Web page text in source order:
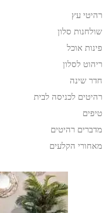
רהיטי עץ
שולחנות סלון
פינות אוכל
ריהוט לסלון
חדר שינה
רהיטים לכניסה לבית
טיפים
מדברים רהיטים
מאחורי הקלעים